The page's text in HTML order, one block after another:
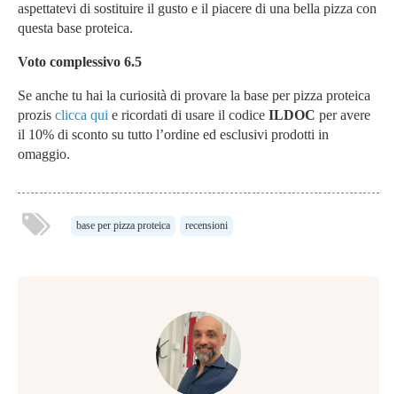
aspettatevi di sostituire il gusto e il piacere di una bella pizza con
questa base proteica.
Voto complessivo 6.5
Se anche tu hai la curiosità di provare la base per pizza proteica
prozis clicca qui e ricordati di usare il codice ILDOC per avere
il 10% di sconto su tutto l’ordine ed esclusivi prodotti in
omaggio.
base per pizza proteica recensioni